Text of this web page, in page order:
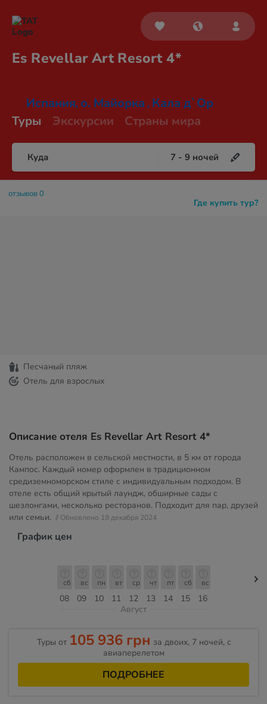
Es Revellar Art Resort 4*
Испания, о. Майорка , Кала д`Ор
Туры
Экскурсии Страны мира
Куда 7 - 9 ночей
Где купить тур?
отзывов 0
Песчаный пляж
Отель для взрослых
Описание отеля Es Revellar Art Resort 4*
Отель расположен в сельской местности, в 5 км от города
Кампос. Каждый номер оформлен в традиционном
средиземноморском стиле с индивидуальным подходом. В
отеле есть общий крытый лаундж, обширные сады с
шезлонгами, несколько ресторанов. Подходит для пар, друзей
или семьи. // Обновлено 19 декабря 2024
График цен
08
сб
09
вс
10
пн
11
вт
12
ср
13
чт
14
пт
15
сб
16
вс
Август
Туры от 105 936 грн за двоих, 7 ночей, c
авиаперелетом
ПОДРОБНЕЕ